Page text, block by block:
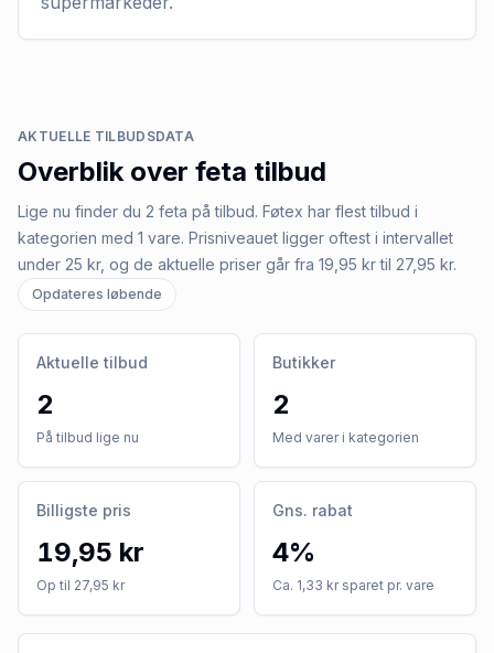
AKTUELLE TILBUDSDATA
Overblik over feta tilbud
Lige nu finder du 2 feta på tilbud. Føtex har flest tilbud i
kategorien med 1 vare. Prisniveauet ligger oftest i intervallet
under 25 kr, og de aktuelle priser går fra 19,95 kr til 27,95 kr.
Opdateres løbende
Aktuelle tilbud
2
På tilbud lige nu
Butikker
2
Med varer i kategorien
Billigste pris
19,95 kr
Op til 27,95 kr
Gns. rabat
4%
Ca. 1,33 kr sparet pr. vare